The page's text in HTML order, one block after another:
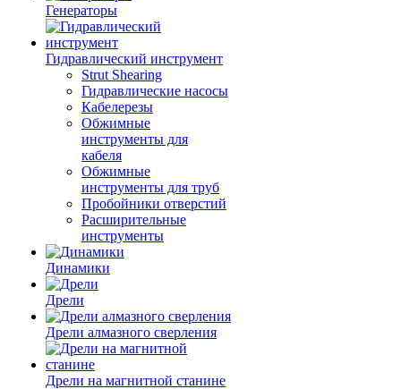
Генераторы
Гидравлический инструмент
Strut Shearing
Гидравлические насосы
Кабелерезы
Обжимные
инструменты для
кабеля
Обжимные
инструменты для труб
Пробойники отверстий
Расширительные
инструменты
Динамики
Дрели
Дрели алмазного сверления
Дрели на магнитной станине